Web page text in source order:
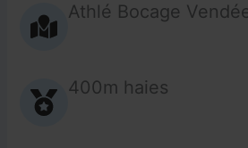
Athlé Bocage
400m haies